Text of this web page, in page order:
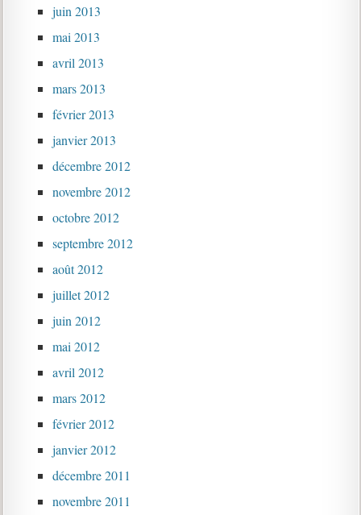
juin 2013
mai 2013
avril 2013
mars 2013
février 2013
janvier 2013
décembre 2012
novembre 2012
octobre 2012
septembre 2012
août 2012
juillet 2012
juin 2012
mai 2012
avril 2012
mars 2012
février 2012
janvier 2012
décembre 2011
novembre 2011